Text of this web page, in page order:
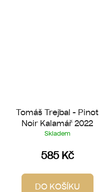
Tomáš Trejbal - Pinot
Noir Kalamář 2022
Skladem
585 Kč
DO KOŠÍKU